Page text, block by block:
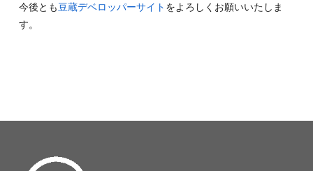
今後とも豆蔵デベロッパーサイト をよろしくお願いいたしま
す。